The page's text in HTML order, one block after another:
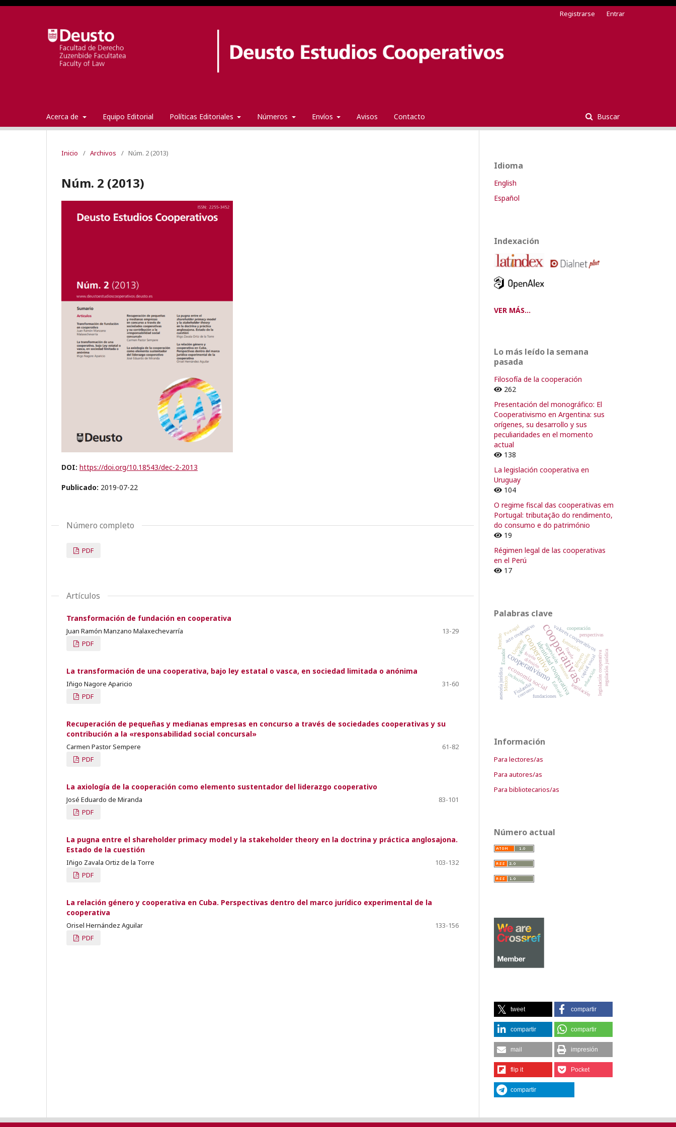
Acerca de Equipo Editorial Políticas Editoriales Números Envíos Avisos Contacto Buscar
Registrarse Entrar
Inicio / Archivos / Núm. 2 (2013)
Núm. 2 (2013)
DOI: https://doi.org/10.18543/dec-2-2013
Publicado: 2019-07-22
Número completo
PDF
Artículos
Transformación de fundación en cooperativa
Juan Ramón Manzano Malaxechevarría
13-29
PDF
La transformación de una cooperativa, bajo ley estatal o vasca, en sociedad limitada o anónima
Iñigo Nagore Aparicio
31-60
PDF
Recuperación de pequeñas y medianas empresas en concurso a través de sociedades cooperativas y su
contribución a la «responsabilidad social concursal»
Carmen Pastor Sempere
61-82
PDF
La axiología de la cooperación como elemento sustentador del liderazgo cooperativo
José Eduardo de Miranda
83-101
PDF
La pugna entre el shareholder primacy model y la stakeholder theory en la doctrina y práctica anglosajona.
Estado de la cuestión
Iñigo Zavala Ortiz de la Torre
103-132
PDF
La relación género y cooperativa en Cuba. Perspectivas dentro del marco jurídico experimental de la
cooperativa
Orisel Hernández Aguilar
133-156
PDF
Idioma
English
Español
Indexación
VER MÁS...
Lo más leído la semana
pasada
Filosofía de la cooperación
262
Presentación del monográfico: El
Cooperativismo en Argentina: sus
orígenes, su desarrollo y sus
peculiaridades en el momento
actual
138
La legislación cooperativa en
Uruguay
104
O regime fiscal das cooperativas em
Portugal: tributação do rendimento,
do consumo e do património
19
Régimen legal de las cooperativas
en el Perú
17
Palabras clave
cooperativas
cooperativa
cooperativismoidentidad cooperativa
economía social
género
valores cooperativos
cooperación
legislación
formación
acto cooperativo
valores legislación cooperativa
Uruguay
Finlandia
supervisión
perspectivas
regulación
capital social
Ecuador regulación jurídica
fomento
asesoría jurídica inclusión
difusión
Portugal
consumo Editorial
fraude
México
fundaciones
educación
fusión
Derecho
Información
Para lectores/as
Para autores/as
Para bibliotecarios/as
Número actual
tweet compartir
compartir compartir
mail impresión
flip it Pocket
compartir